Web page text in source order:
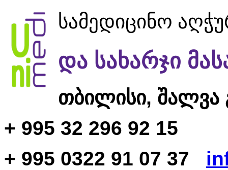
სამედიცინო
და სახარჯი
თბილისი, შალვა
+ 995 32 296 92 15
+ 995 0322 91 07 37